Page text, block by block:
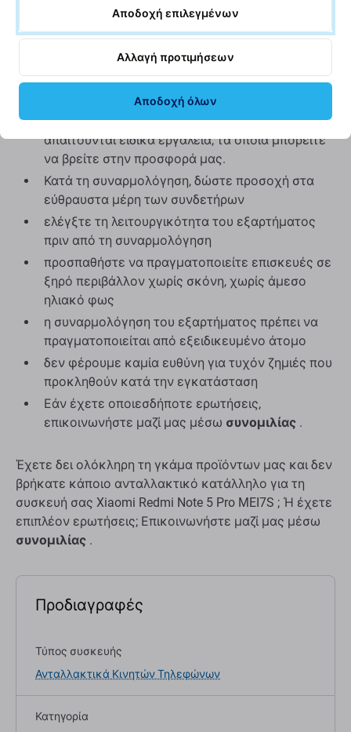
περισσότερα σχετικά με την ποιότητα, διαβάστε το
ιστολόγιό μας όπου εστιάζουμε στην ποιότητα με
Συναρμολόγηση και συμβουλές:
Για τη συναρμολόγηση ή την αποσυναρμολόγηση
απαιτούνται ειδικά εργαλεία, τα οποία μπορείτε
να βρείτε στην προσφορά μας.
Κατά τη συναρμολόγηση, δώστε προσοχή στα
εύθραυστα μέρη των συνδετήρων
ελέγξτε τη λειτουργικότητα του εξαρτήματος
πριν από τη συναρμολόγηση
προσπαθήστε να πραγματοποιείτε επισκευές σε
ξηρό περιβάλλον χωρίς σκόνη, χωρίς άμεσο
ηλιακό φως
η συναρμολόγηση του εξαρτήματος πρέπει να
πραγματοποιείται από εξειδικευμένο άτομο
δεν φέρουμε καμία ευθύνη για τυχόν ζημιές που
προκληθούν κατά την εγκατάσταση
Εάν έχετε οποιεσδήποτε ερωτήσεις,
επικοινωνήστε μαζί μας μέσω συνομιλίας .
Έχετε δει ολόκληρη τη γκάμα προϊόντων μας και δεν
βρήκατε κάποιο ανταλλακτικό κατάλληλο για τη
συσκευή σας Xiaomi Redmi Note 5 Pro MEI7S ; Ή έχετε
επιπλέον ερωτήσεις; Επικοινωνήστε μαζί μας μέσω
συνομιλίας .
Προδιαγραφές
Τύπος συσκευής
Ανταλλακτικά Κινητών Τηλεφώνων
Κατηγορία
Αποδοχή επιλεγμένων
Αλλαγή προτιμήσεων
Αποδοχή όλων